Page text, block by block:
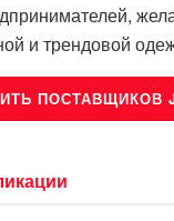
и трендовой
ПОСТАВЩИКОВ